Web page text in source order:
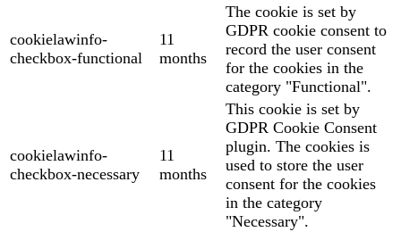
cookielawinfo-
checkbox-functional
11
months
The cookie is set by
GDPR cookie consent to
record the user consent
for the cookies in the
category "Functional".
cookielawinfo-
checkbox-necessary
11
months
This cookie is set by
GDPR Cookie Consent
plugin. The cookies is
used to store the user
consent for the cookies
in the category
"Necessary".